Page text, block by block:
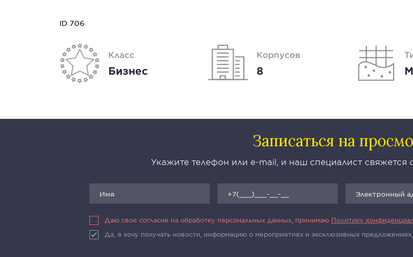
ID 706
Класс
Бизнес
Корпусов
8
Записаться на
Укажите телефон или e-mail, и наш специалист
Даю свое согласие на обработку персональных данных, принимаю Политику
Да, я хочу получать новости, информацию о мероприятиях и эксклюзивных